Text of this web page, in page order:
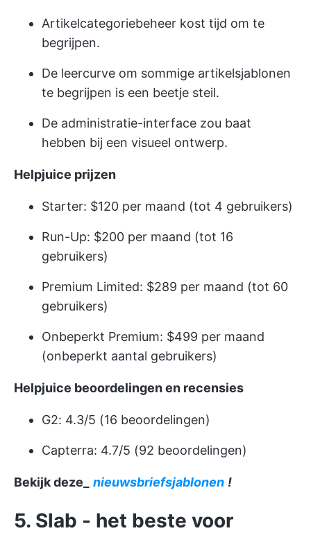
Artikelcategoriebeheer kost tijd om te
begrijpen.
De leercurve om sommige artikelsjablonen
te begrijpen is een beetje steil.
De administratie-interface zou baat
hebben bij een visueel ontwerp.
Helpjuice prijzen
Starter: $120 per maand (tot 4 gebruikers)
Run-Up: $200 per maand (tot 16
gebruikers)
Premium Limited: $289 per maand (tot 60
gebruikers)
Onbeperkt Premium: $499 per maand
(onbeperkt aantal gebruikers)
Helpjuice beoordelingen en recensies
G2: 4.3/5 (16 beoordelingen)
Capterra: 4.7/5 (92 beoordelingen)
Bekijk deze_ nieuwsbriefsjablonen !
5. Slab - het beste voor